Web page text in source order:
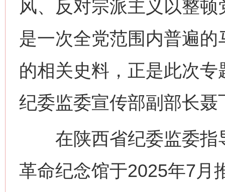
风、反对宗派主义以整
是一次全党范围内普遍
的相关史料，正是此次
纪委监委宣传部副部长聂
在陕西省纪委监委指
革命纪念馆于2025年7月